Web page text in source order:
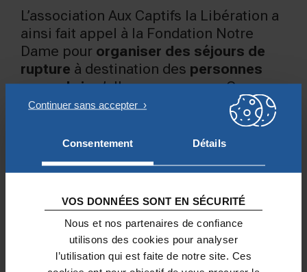
Consentement Détails
VOS DONNÉES SONT EN SÉCURITÉ
Nous et nos partenaires de confiance
utilisons des cookies pour analyser
l’utilisation qui est faite de notre site. Ces
L’association Aux Captifs la Libération a
ainsi fait appel à la Fondation Notre
Dame pour organiser des séjours de
rupture à destination des personnes
sans abriqu’elle accompagne. Ces
séjours sont un moyen pour elles de se
ressourcer et de s’évader du quotidien
envisager un avenir plus serein
Grâce à l’aide de la Fondation, de
les plus démunis.
Cliquez ici pour en savoir plus sur le
soutien apporté à l’association par la
Fondation.